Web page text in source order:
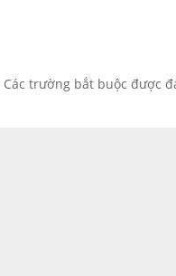
Các trường bắt buộc được